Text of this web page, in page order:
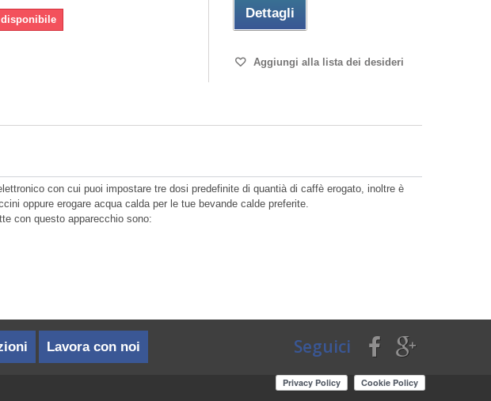
disponibile Dettagli
Aggiungi alla lista dei desideri
con cui puoi impostare tre dosi predefinite di quantià di caffè erogato, inoltre è
oppure erogare acqua calda per le tue bevande calde preferite.
con questo apparecchio sono:
Seguici
Lavora con noi